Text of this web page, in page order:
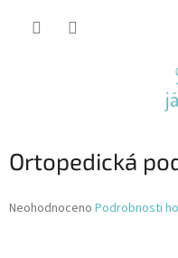
Ortopedická
Průměrné
Neohodnoceno Podrobnosti